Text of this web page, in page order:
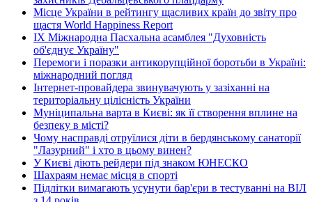
Місце України в рейтингу щасливих країн до звіту про
щастя World Happiness Report
ІХ Міжнародна Пасхальна асамблея "Духовність
об'єднує Україну"
Перемоги і поразки антикорупційної боротьби в Україні:
міжнародний погляд
Інтернет-провайдера звинувачують у зазіханні на
територіальну цілісність України
Муніципальна варта в Києві: як її створення вплине на
безпеку в місті?
Чому насправді отруїлися діти в бердянському санаторії
"Лазурний" і хто в цьому винен?
У Києві діють рейдери під знаком ЮНЕСКО
Шахраям немає місця в спорті
Підлітки вимагають усунути бар'єри в тестуванні на ВІЛ